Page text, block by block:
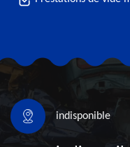
indisponible